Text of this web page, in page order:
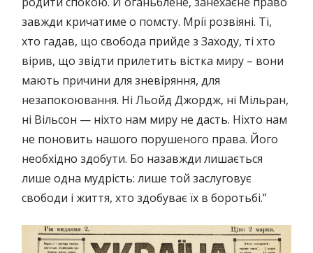
завжди кричатиме о помсту. Мрії розвіяні. Ті,
хто гадав, що свобода прийде з Заходу, ті хто
вірив, що звідти прилетить вістка миру – вони
мають причини для зневіряння, для
незапокоювання. Ні Льойд Джордж, ні Мільран,
ні Вільсон — ніхто нам миру не дасть. Ніхто нам
не поновить нашого порушеного права. Його
необхідно здобути. Бо назавжди лишається
лише одна мудрість: лише той заслуговує
свободи і життя, хто здобуває їх в боротьбі.”